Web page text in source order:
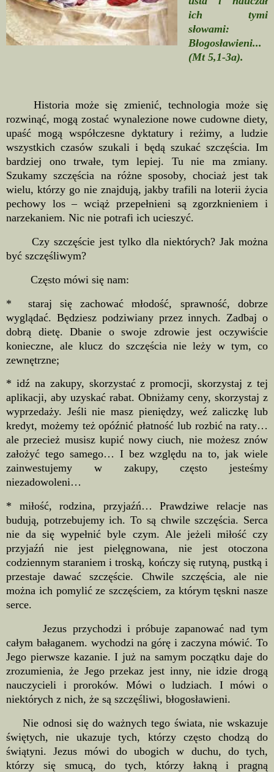
ich tymi
słowami:
Błogosławieni...
(Mt 5,1-3a).
Historia może się zmienić, technologia może się
rozwinąć, mogą zostać wynalezione nowe cudowne diety,
upaść mogą współczesne dyktatury i reżimy, a ludzie
wszystkich czasów szukali i będą szukać szczęścia. Im
bardziej ono trwałe, tym lepiej. Tu nie ma zmiany.
Szukamy szczęścia na różne sposoby, chociaż jest tak
wielu, którzy go nie znajdują, jakby trafili na loterii życia
pechowy los – wciąż przepełnieni są zgorzknieniem i
narzekaniem. Nic nie potrafi ich ucieszyć.
Czy szczęście jest tylko dla niektórych? Jak można
być szczęśliwym?
Często mówi się nam:
* staraj się zachować młodość, sprawność, dobrze
wyglądać. Będziesz podziwiany przez innych. Zadbaj o
dobrą dietę. Dbanie o swoje zdrowie jest oczywiście
konieczne, ale klucz do szczęścia nie leży w tym, co
zewnętrzne;
* idź na zakupy, skorzystać z promocji, skorzystaj z tej
aplikacji, aby uzyskać rabat. Obniżamy ceny, skorzystaj z
wyprzedaży. Jeśli nie masz pieniędzy, weź zaliczkę lub
kredyt, możemy też opóźnić płatność lub rozbić na raty…
ale przecież musisz kupić nowy ciuch, nie możesz znów
założyć tego samego… I bez względu na to, jak wiele
zainwestujemy w zakupy, często jesteśmy
niezadowoleni…
* miłość, rodzina, przyjaźń… Prawdziwe relacje nas
budują, potrzebujemy ich. To są chwile szczęścia. Serca
nie da się wypełnić byle czym. Ale jeżeli miłość czy
przyjaźń nie jest pielęgnowana, nie jest otoczona
codziennym staraniem i troską, kończy się rutyną, pustką i
przestaje dawać szczęście. Chwile szczęścia, ale nie
można ich pomylić ze szczęściem, za którym tęskni nasze
serce.
Jezus przychodzi i próbuje zapanować nad tym
całym bałaganem. wychodzi na górę i zaczyna mówić. To
Jego pierwsze kazanie. I już na samym początku daje do
zrozumienia, że Jego przekaz jest inny, nie idzie drogą
nauczycieli i proroków. Mówi o ludziach. I mówi o
niektórych z nich, że są szczęśliwi, błogosławieni.
Nie odnosi się do ważnych tego świata, nie wskazuje
świętych, nie ukazuje tych, którzy często chodzą do
świątyni. Jezus mówi do ubogich w duchu, do tych,
którzy się smucą, do tych, którzy łakną i pragną